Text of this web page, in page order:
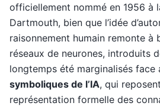
officiellement nommé en 1956 à
Dartmouth, bien que l’idée
raisonnement humain remonte à
réseaux de neurones, introduits
longtemps été marginalisés face
symboliques de l’IA, qui
représentation formelle des